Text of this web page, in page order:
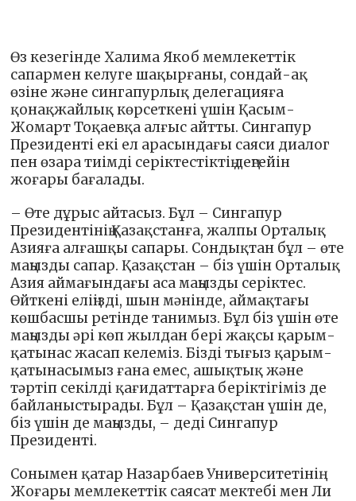
Өз кезегінде Халима Якоб мемлекеттік
сапармен келуге шақырғаны, сондай-ақ
өзіне және сингапурлық делегацияға
қонақжайлық көрсеткені үшін Қасым-
Жомарт Тоқаевқа алғыс айтты. Сингапур
Президенті екі ел арасындағы саяси диалог
пен өзара тиімді серіктестіктің деңгейін
жоғары бағалады.
– Өте дұрыс айтасыз. Бұл – Сингапур
Президентінің Қазақстанға, жалпы Орталық
Азияға алғашқы сапары. Сондықтан бұл – өте
маңызды сапар. Қазақстан – біз үшін Орталық
Азия аймағындағы аса маңызды серіктес.
Өйткені еліңізді, шын мәнінде, аймақтағы
көшбасшы ретінде танимыз. Бұл біз үшін өте
маңызды әрі көп жылдан бері жақсы қарым-
қатынас жасап келеміз. Бізді тығыз қарым-
қатынасымыз ғана емес, ашықтық және
тәртіп секілді қағидаттарға беріктігіміз де
байланыстырады. Бұл – Қазақстан үшін де,
біз үшін де маңызды, – деді Сингапур
Президенті.
Сонымен қатар Назарбаев Университетінің
Жоғары мемлекеттік саясат мектебі мен Ли